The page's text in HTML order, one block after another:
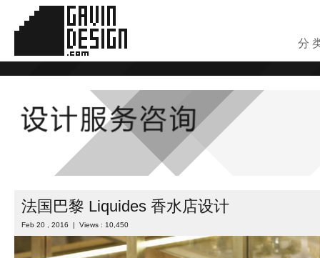
分
法国巴黎 Liquides 香水店设计
Feb 20 , 2016 | Views : 10,450